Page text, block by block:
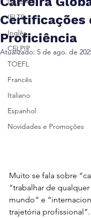
IELTS
Inglês
CELPIP
TOEFL
Francês
Italiano
Espanhol
Novidades e Promoções
Certificações
Proficiência
Atualizado: 5 de ago. de
Muito se fala sobre
“trabalhar de
mundo” e
trajetória profissional”.